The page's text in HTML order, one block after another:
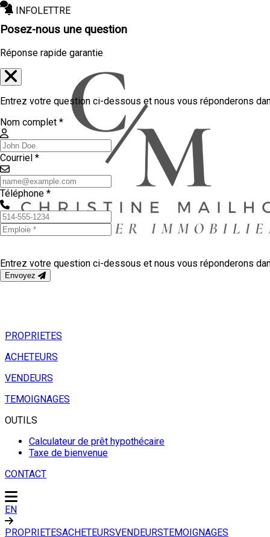
INFOLETTRE
PROPRIETES
ACHETEURS
VENDEURS
TEMOIGNAGES
OUTILS
Calculateur de prêt hypothécaire
Taxe de bienvenue
CONTACT
EN
PROPRIETESACHETEURSVENDEURSTEMOIGNAGES
Posez-nous une question
Réponse rapide garantie
Entrez votre question ci-dessous et nous vous réponderons
Nom complet *
Courriel *
Téléphone *
Entrez votre question ci-dessous et nous vous réponderons
Envoyez